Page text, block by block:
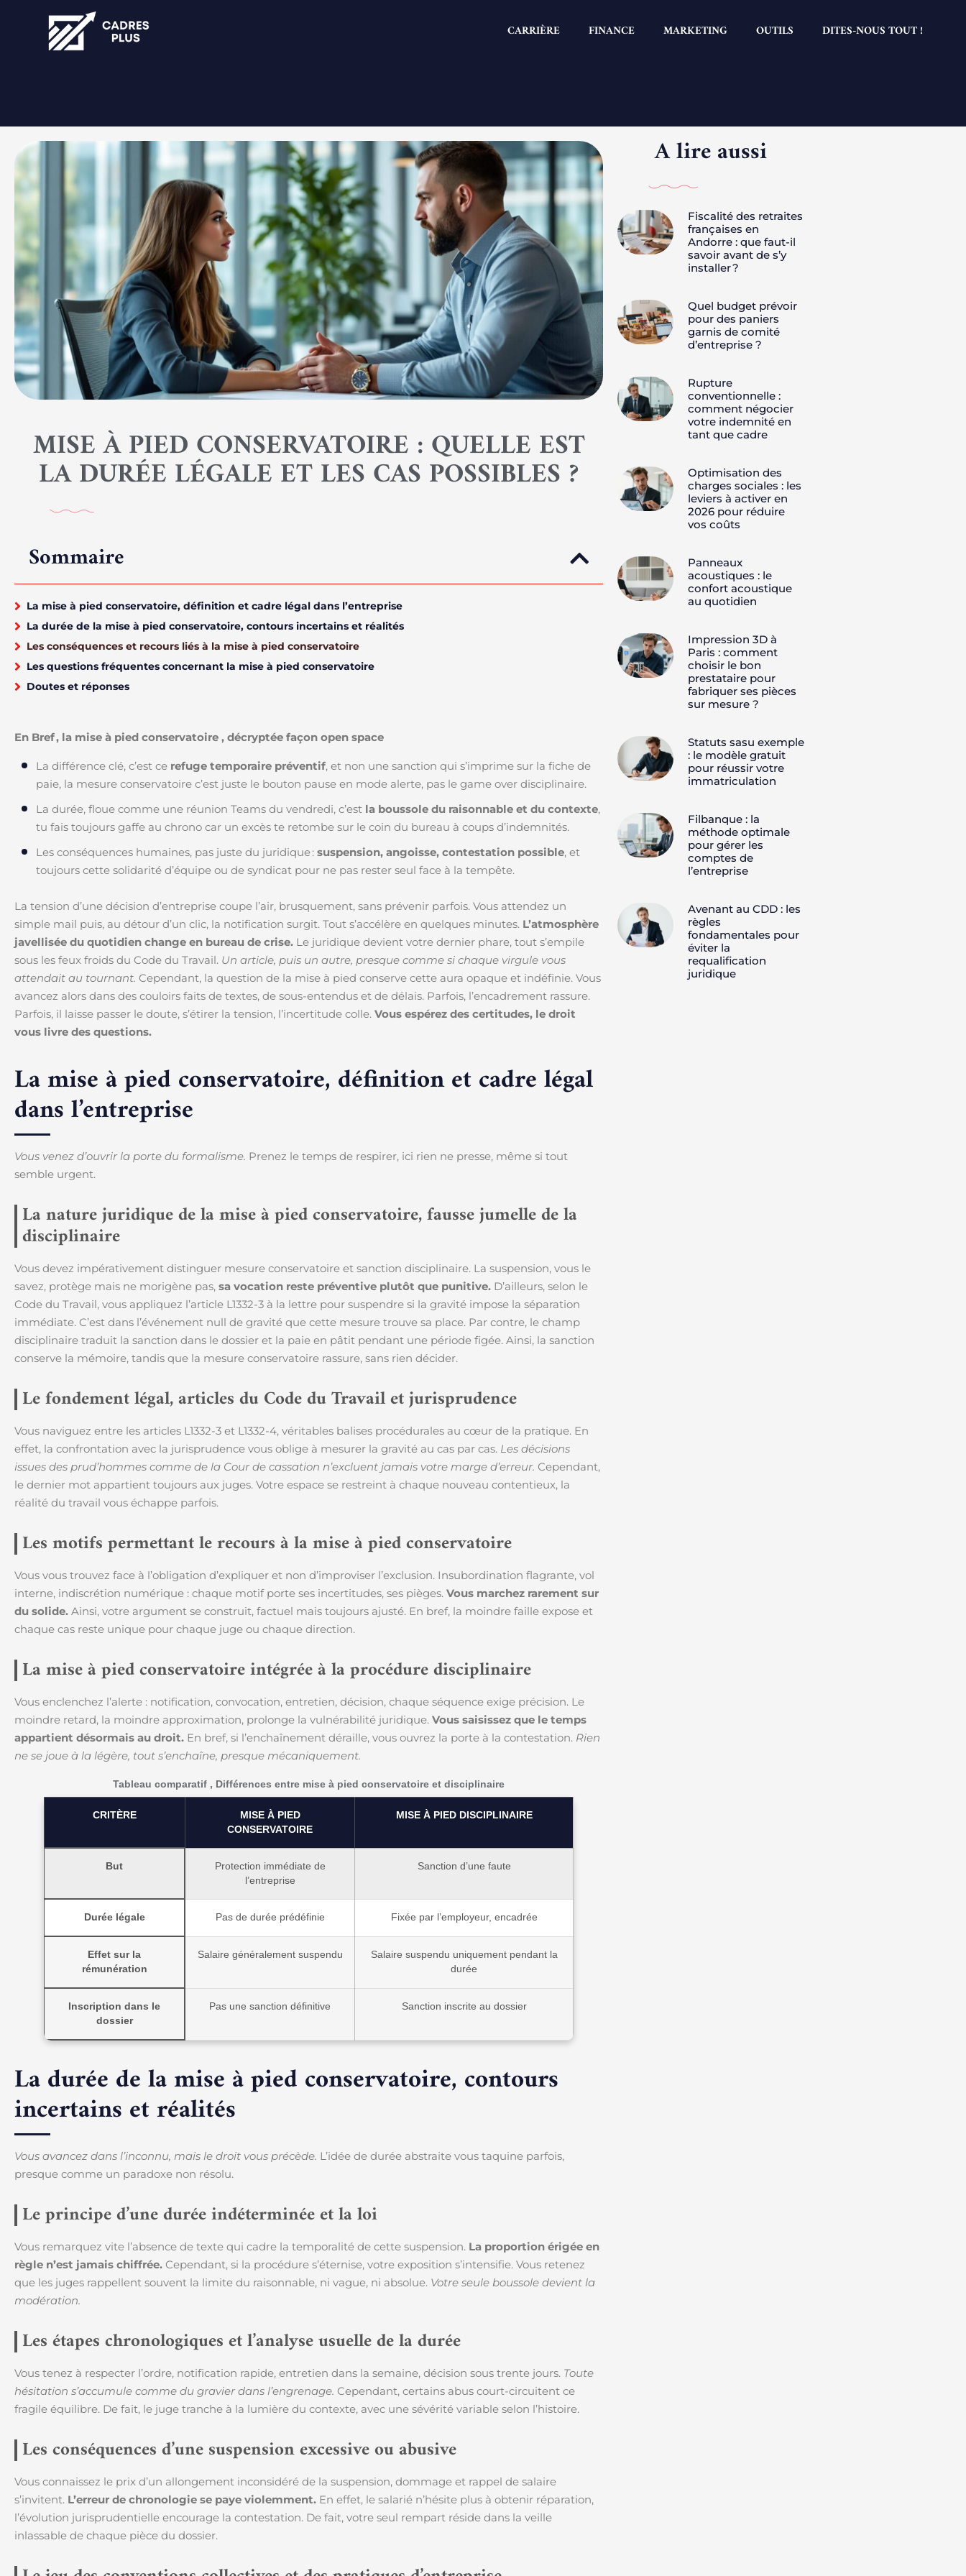
CARRIÈRE FINANCE MARKETING OUTILS DITES-NOUS TOUT !
MISE À PIED CONSERVATOIRE : QUELLE EST
LA DURÉE LÉGALE ET LES CAS POSSIBLES ?
Sommaire
La mise à pied conservatoire, définition et cadre légal dans l’entreprise
La durée de la mise à pied conservatoire, contours incertains et réalités
Les conséquences et recours liés à la mise à pied conservatoire
Les questions fréquentes concernant la mise à pied conservatoire
Doutes et réponses
En Bref , la mise à pied conservatoire , décryptée façon open space
La différence clé, c’est ce refuge temporaire préventif, et non une sanction qui s’imprime sur la fiche de
paie, la mesure conservatoire c’est juste le bouton pause en mode alerte, pas le game over disciplinaire.
La durée, floue comme une réunion Teams du vendredi, c’est la boussole du raisonnable et du contexte,
tu fais toujours gaffe au chrono car un excès te retombe sur le coin du bureau à coups d’indemnités.
Les conséquences humaines, pas juste du juridique : suspension, angoisse, contestation possible, et
toujours cette solidarité d’équipe ou de syndicat pour ne pas rester seul face à la tempête.
La tension d’une décision d’entreprise coupe l’air, brusquement, sans prévenir parfois. Vous attendez un
simple mail puis, au détour d’un clic, la notification surgit. Tout s’accélère en quelques minutes. L’atmosphère
javellisée du quotidien change en bureau de crise. Le juridique devient votre dernier phare, tout s’empile
sous les feux froids du Code du Travail. Un article, puis un autre, presque comme si chaque virgule vous
attendait au tournant. Cependant, la question de la mise à pied conserve cette aura opaque et indéfinie. Vous
avancez alors dans des couloirs faits de textes, de sous-entendus et de délais. Parfois, l’encadrement rassure.
Parfois, il laisse passer le doute, s’étirer la tension, l’incertitude colle. Vous espérez des certitudes, le droit
vous livre des questions.
La mise à pied conservatoire, définition et cadre légal
dans l’entreprise
Vous venez d’ouvrir la porte du formalisme. Prenez le temps de respirer, ici rien ne presse, même si tout
semble urgent.
La nature juridique de la mise à pied conservatoire, fausse jumelle de la
disciplinaire
Vous devez impérativement distinguer mesure conservatoire et sanction disciplinaire. La suspension, vous le
savez, protège mais ne morigène pas, sa vocation reste préventive plutôt que punitive. D’ailleurs, selon le
Code du Travail, vous appliquez l’article L1332-3 à la lettre pour suspendre si la gravité impose la séparation
immédiate. C’est dans l’événement null de gravité que cette mesure trouve sa place. Par contre, le champ
disciplinaire traduit la sanction dans le dossier et la paie en pâtit pendant une période figée. Ainsi, la sanction
conserve la mémoire, tandis que la mesure conservatoire rassure, sans rien décider.
Le fondement légal, articles du Code du Travail et jurisprudence
Vous naviguez entre les articles L1332-3 et L1332-4, véritables balises procédurales au cœur de la pratique. En
effet, la confrontation avec la jurisprudence vous oblige à mesurer la gravité au cas par cas. Les décisions
issues des prud’hommes comme de la Cour de cassation n’excluent jamais votre marge d’erreur. Cependant,
le dernier mot appartient toujours aux juges. Votre espace se restreint à chaque nouveau contentieux, la
réalité du travail vous échappe parfois.
Les motifs permettant le recours à la mise à pied conservatoire
Vous vous trouvez face à l’obligation d’expliquer et non d’improviser l’exclusion. Insubordination flagrante, vol
interne, indiscrétion numérique : chaque motif porte ses incertitudes, ses pièges. Vous marchez rarement sur
du solide. Ainsi, votre argument se construit, factuel mais toujours ajusté. En bref, la moindre faille expose et
chaque cas reste unique pour chaque juge ou chaque direction.
La mise à pied conservatoire intégrée à la procédure disciplinaire
Vous enclenchez l’alerte : notification, convocation, entretien, décision, chaque séquence exige précision. Le
moindre retard, la moindre approximation, prolonge la vulnérabilité juridique. Vous saisissez que le temps
appartient désormais au droit. En bref, si l’enchaînement déraille, vous ouvrez la porte à la contestation. Rien
ne se joue à la légère, tout s’enchaîne, presque mécaniquement.
Tableau comparatif , Différences entre mise à pied conservatoire et disciplinaire
CRITÈRE
MISE À PIED
CONSERVATOIRE
MISE À PIED DISCIPLINAIRE
But
Protection immédiate de
l’entreprise
Sanction d’une faute
Durée légale Pas de durée prédéfinie Fixée par l’employeur, encadrée
Effet sur la
rémunération
Salaire généralement suspendu
Salaire suspendu uniquement pendant la
durée
Inscription dans le
dossier
Pas une sanction définitive Sanction inscrite au dossier
La durée de la mise à pied conservatoire, contours
incertains et réalités
Vous avancez dans l’inconnu, mais le droit vous précède. L’idée de durée abstraite vous taquine parfois,
presque comme un paradoxe non résolu.
Le principe d’une durée indéterminée et la loi
Vous remarquez vite l’absence de texte qui cadre la temporalité de cette suspension. La proportion érigée en
règle n’est jamais chiffrée. Cependant, si la procédure s’éternise, votre exposition s’intensifie. Vous retenez
que les juges rappellent souvent la limite du raisonnable, ni vague, ni absolue. Votre seule boussole devient la
modération.
Les étapes chronologiques et l’analyse usuelle de la durée
Vous tenez à respecter l’ordre, notification rapide, entretien dans la semaine, décision sous trente jours. Toute
hésitation s’accumule comme du gravier dans l’engrenage. Cependant, certains abus court-circuitent ce
fragile équilibre. De fait, le juge tranche à la lumière du contexte, avec une sévérité variable selon l’histoire.
Les conséquences d’une suspension excessive ou abusive
Vous connaissez le prix d’un allongement inconsidéré de la suspension, dommage et rappel de salaire
s’invitent. L’erreur de chronologie se paye violemment. En effet, le salarié n’hésite plus à obtenir réparation,
l’évolution jurisprudentielle encourage la contestation. De fait, votre seul rempart réside dans la veille
inlassable de chaque pièce du dossier.
A lire aussi
Fiscalité des retraites
françaises en
Andorre : que faut-il
savoir avant de s’y
installer ?
Quel budget prévoir
pour des paniers
garnis de comité
d’entreprise ?
Rupture
conventionnelle :
comment négocier
votre indemnité en
tant que cadre
Optimisation des
charges sociales : les
leviers à activer en
2026 pour réduire
vos coûts
Panneaux
acoustiques : le
confort acoustique
au quotidien
Impression 3D à
Paris : comment
choisir le bon
prestataire pour
fabriquer ses pièces
sur mesure ?
Statuts sasu exemple
: le modèle gratuit
pour réussir votre
immatriculation
Filbanque : la
méthode optimale
pour gérer les
comptes de
l’entreprise
Avenant au CDD : les
règles
fondamentales pour
éviter la
requalification
juridique